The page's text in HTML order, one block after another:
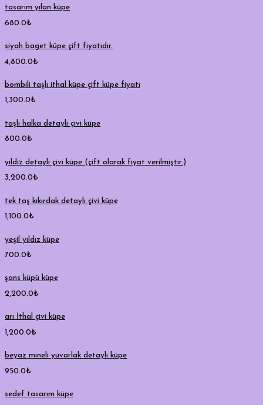
tasarım yılan küpe
680.0₺
siyah baget küpe çift fiyatıdır.
4,800.0₺
bombili taşlı ithal küpe çift küpe fiyatı
1,300.0₺
taşlı halka detaylı çivi küpe
800.0₺
yıldız detaylı çivi küpe (çift olarak fiyat verilmiştir.)
3,200.0₺
tek taş kıkırdak detaylı çivi küpe
1,100.0₺
yeşil yıldız küpe
700.0₺
şans küpü küpe
2,200.0₺
arı İthal çivi küpe
1,200.0₺
beyaz mineli yuvarlak detaylı küpe
950.0₺
sedef tasarım küpe